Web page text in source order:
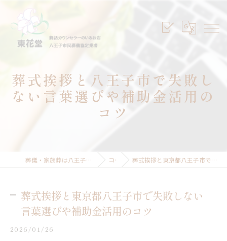
葬式挨拶と八王子市で失敗し
ない言葉選びや補助金活用の
コツ
葬儀・家族葬は八王子のセレモニープランニング東花堂 コラム 葬式挨拶と東京都八王子市で失敗しない言葉選びや補助金活用のコツ
葬式挨拶と東京都八王子市で失敗しない
言葉選びや補助金活用のコツ
2026/01/26